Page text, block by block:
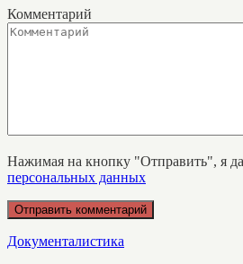
Комментарий
Нажимая на кнопку "Отправить", я
персональных данных
Документалистика